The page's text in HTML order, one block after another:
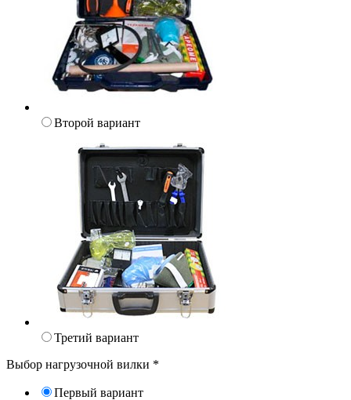
Второй вариант
Третий вариант
Выбор нагрузочной вилки *
Первый вариант